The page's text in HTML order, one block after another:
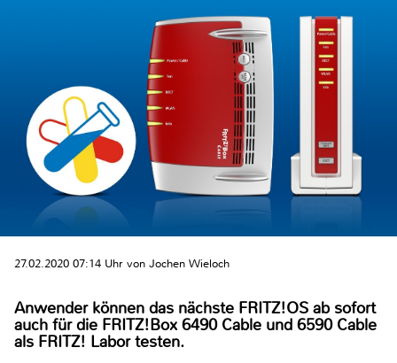
27.02.2020 07:14 Uhr von Jochen Wieloch
Anwender können das nächste FRITZ!OS ab sofort
auch für die FRITZ!Box 6490 Cable und 6590 Cable
als FRITZ! Labor testen.